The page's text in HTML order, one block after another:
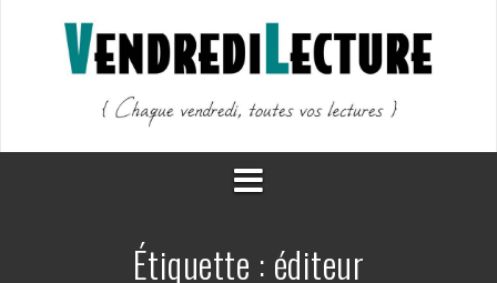
Étiquette : éditeur